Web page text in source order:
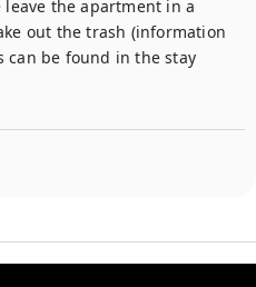
the apartment in a
out the trash (information
can be found in the stay